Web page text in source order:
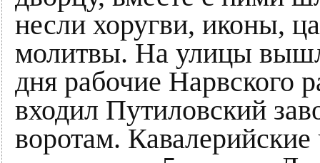
несли хоругви, иконы,
молитвы. На улицы
дня рабочие Нарвского
входил Путиловский
воротам.